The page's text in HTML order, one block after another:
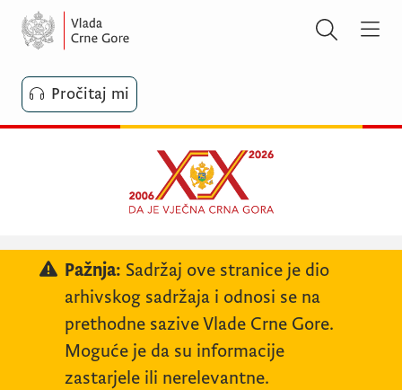
Pročitaj mi
Pažnja: Sadržaj ove stranice je dio
arhivskog sadržaja i odnosi se na
prethodne sazive Vlade Crne Gore.
Moguće je da su informacije
zastarjele ili nerelevantne.